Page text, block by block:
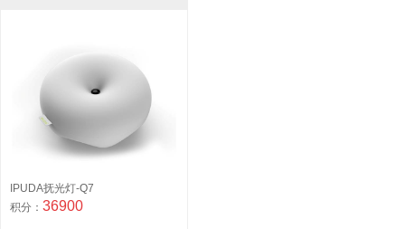
IPUDA抚光灯-Q7
积分： 36900